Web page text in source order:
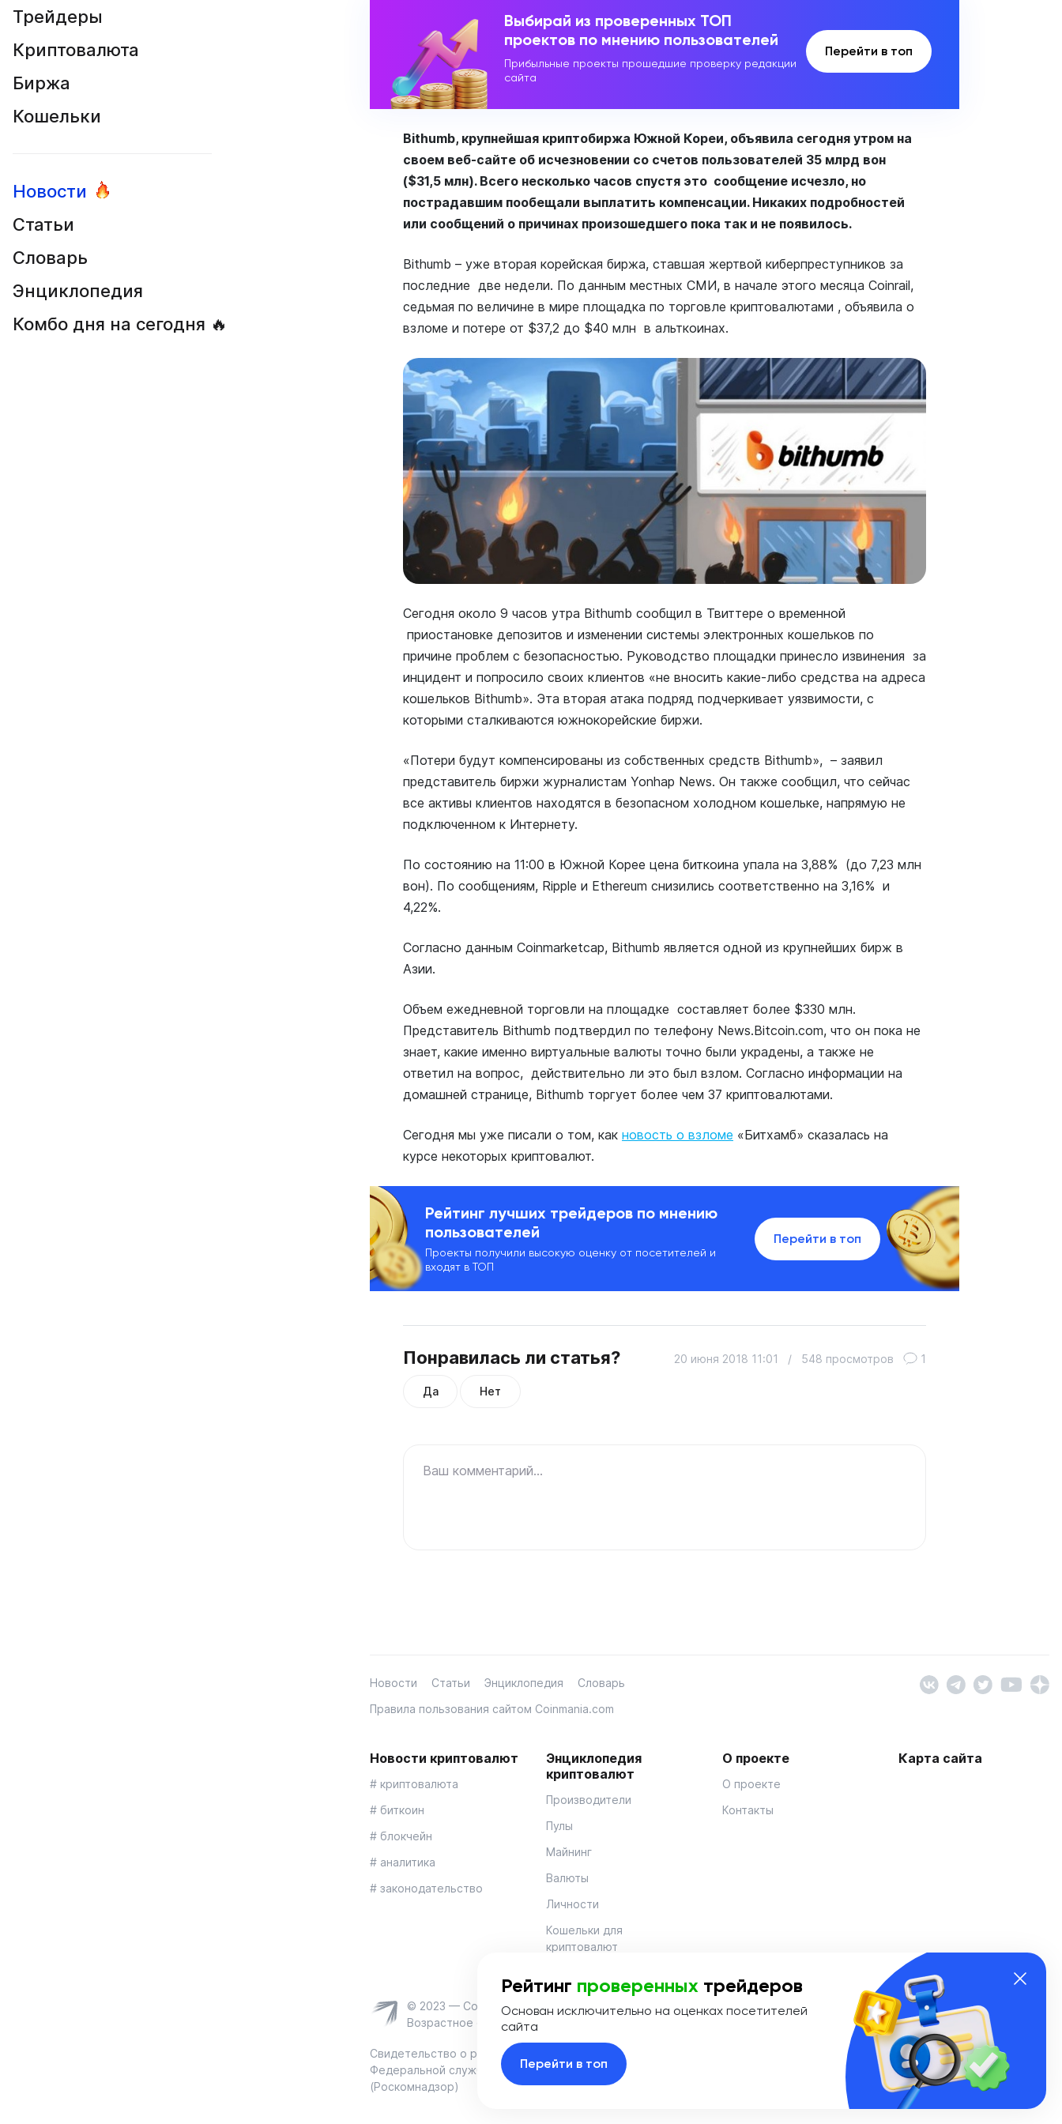
Трейдеры
Криптовалюта
Биржа
Кошельки
Новости
Статьи
Словарь
Энциклопедия
Комбо дня на сегодня 🔥
Выбирай из проверенных ТОП
проектов по мнению пользователей
Прибыльные проекты прошедшие проверку редакции
сайта
Перейти в топ
Bithumb, крупнейшая криптобиржа Южной Кореи, объявила сегодня утром на
своем веб-сайте об исчезновении со счетов пользователей 35 млрд вон
($31,5 млн). Всего несколько часов спустя это сообщение исчезло, но
пострадавшим пообещали выплатить компенсации. Никаких подробностей
или сообщений о причинах произошедшего пока так и не появилось.
Bithumb – уже вторая корейская биржа, ставшая жертвой киберпреступников за
последние две недели. По данным местных СМИ, в начале этого месяца Coinrail,
седьмая по величине в мире площадка по торговле криптовалютами , объявила о
взломе и потере от $37,2 до $40 млн в альткоинах.
Сегодня около 9 часов утра Bithumb сообщил в Твиттере о временной
приостановке депозитов и изменении системы электронных кошельков по
причине проблем с безопасностью. Руководство площадки принесло извинения за
инцидент и попросило своих клиентов «не вносить какие-либо средства на адреса
кошельков Bithumb». Эта вторая атака подряд подчеркивает уязвимости, с
которыми сталкиваются южнокорейские биржи.
«Потери будут компенсированы из собственных средств Bithumb», – заявил
представитель биржи журналистам Yonhap News. Он также сообщил, что сейчас
все активы клиентов находятся в безопасном холодном кошельке, напрямую не
подключенном к Интернету.
По состоянию на 11:00 в Южной Корее цена биткоина упала на 3,88% (до 7,23 млн
вон). По сообщениям, Ripple и Ethereum снизились соответственно на 3,16% и
4,22%.
Согласно данным Coinmarketcap, Bithumb является одной из крупнейших бирж в
Азии.
Объем ежедневной торговли на площадке составляет более $330 млн.
Представитель Bithumb подтвердил по телефону News.Bitcoin.com, что он пока не
знает, какие именно виртуальные валюты точно были украдены, а также не
ответил на вопрос, действительно ли это был взлом. Согласно информации на
домашней странице, Bithumb торгует более чем 37 криптовалютами.
Сегодня мы уже писали о том, как новость о взломе «Битхамб» сказалась на
курсе некоторых криптовалют.
Рейтинг лучших трейдеров по мнению
пользователей
Проекты получили высокую оценку от посетителей и
входят в ТОП
Перейти в топ
Понравилась ли статья?
Да Нет
20 июня 2018 11:01 / 548 просмотров 1
Ваш комментарий...
Новости Статьи Энциклопедия
Словарь
Правила пользования сайтом Coinmania.com
Новости криптовалют
# криптовалюта
# биткоин
# блокчейн
# аналитика
# законодательство
Энциклопедия
криптовалют
Производители
Пулы
Майнинг
Валюты
Личности
Кошельки для
криптовалют
О проекте
О проекте
Контакты
Карта сайта
© 2023 — Coinmania
Возрастное ограничение 16+
Свидетельство о регистрации средства массовой информации Эл № ФС 77-74908 от «25» января 2019 г. Выдано
Федеральной службой по надзору в сфере связи, информационных технологий и массовых коммуникаций
(Роскомнадзор)
Рейтинг проверенных трейдеров
Основан исключительно на оценках посетителей
сайта
Перейти в топ